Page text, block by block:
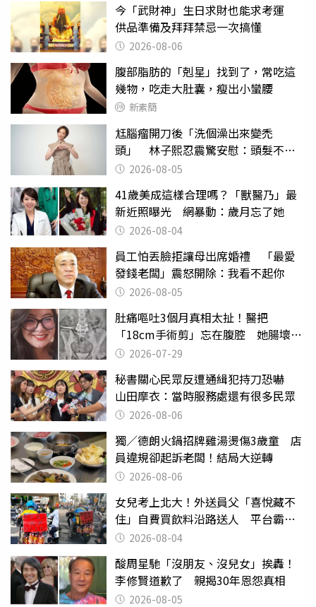
今「武財神」生日求財也能求考運
供品準備及拜拜禁忌一次搞懂
2026-08-06
腹部脂肪的「剋星」找到了，常吃這
幾物，吃走大肚囊，瘦出小蠻腰
新素簡
尪腦瘤開刀後「洗個澡出來變禿
頭」 林子熙忍震驚安慰：頭髮不重
要 2026-08-05
41歲美成這樣合理嗎？「獸醫乃」最
新近照曝光 網暴動：歲月忘了她
2026-08-04
員工怕丟臉拒讓母出席婚禮 「最愛
發錢老闆」震怒開除：我看不起你
2026-08-05
肚痛嘔吐3個月真相太扯！醫把
「18cm手術剪」忘在腹腔 她腸壞死
險喪命
2026-07-29
秘書關心民眾反遭通緝犯持刀恐嚇
山田摩衣：當時服務處還有很多民眾
2026-08-06
獨／德朗火鍋招牌雞湯燙傷3歲童 店
員違規卻起訴老闆！結局大逆轉
2026-08-06
女兒考上北大！外送員父「喜悅藏不
住」自費買飲料沿路送人 平台霸氣
幫付學費
2026-08-04
酸周星馳「沒朋友、沒兒女」挨轟！
李修賢道歉了 親揭30年恩怨真相
2026-08-05